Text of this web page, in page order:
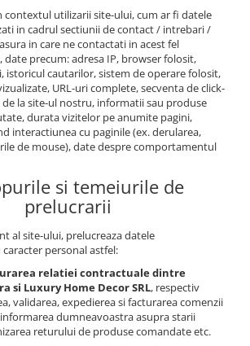
contextul utilizarii site-ului, cum ar fi datele
in cadrul sectiunii de contact / intrebari /
in care ne contactati in acest fel
date precum: adresa IP, browser folosit,
istoricul cautarilor, sistem de operare folosit,
URL-uri complete, secventa de click-
de la site-ul nostru, informatii sau produse
durata vizitelor pe anumite pagini,
interactiunea cu paginile (ex. derularea,
de mouse), date despre comportamentul
si temeiurile de
prelucrarii
al site-ului, prelucreaza datele
personal astfel:
relatiei contractuale dintre
si Luxury Home Decor SRL, respectiv
validarea, expedierea si facturarea comenzii
dumneavoastra asupra starii
returului de produse comandate etc.